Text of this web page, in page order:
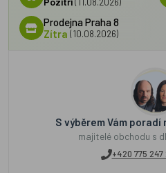
Prodejna Praha 8
Zítra (10.08.2026)
S výběrem Vám
majitelé obchodu s
+420 775 247